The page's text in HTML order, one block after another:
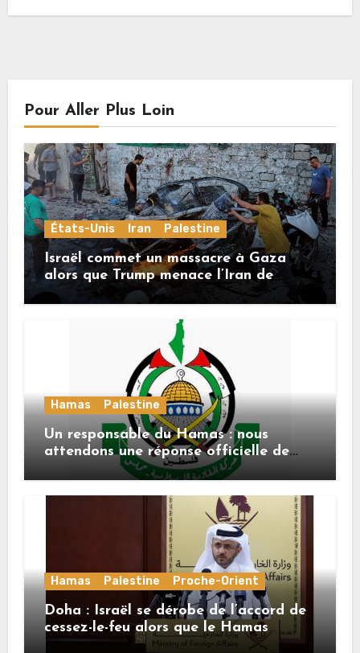
Pour Aller Plus Loin
États-Unis Iran Palestine
Israël commet un massacre à Gaza
alors que Trump menace l’Iran de
«décapitation»
Hamas Palestine
Un responsable du Hamas : nous
attendons une réponse officielle de
Mladenov concernant la feuille de
route de la deuxième phase de l’accord
Hamas Palestine Proche-Orient
Doha : Israël se dérobe de l’accord de
cessez-le-feu alors que le Hamas
honore ses engagements